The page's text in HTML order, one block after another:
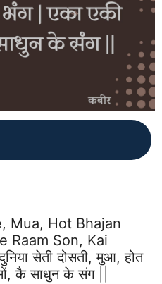
Mua, Hot Bhajan
Raam Son, Kai
सेती दोसती, मुआ, होत
कै साधुन के संग ||